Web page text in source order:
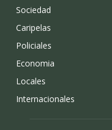
Sociedad
Caripelas
Policiales
Economia
Locales
Internacionales